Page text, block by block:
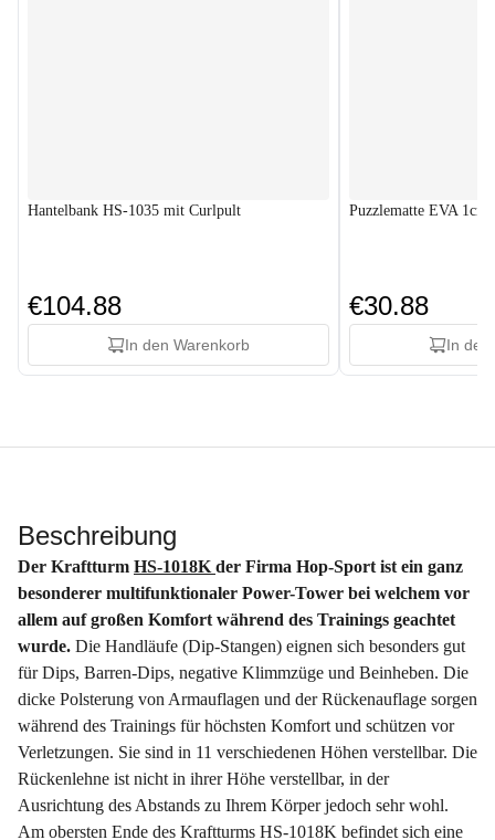
Hantelbank HS-1035 mit Curlpult
€104.88
In den Warenkorb
Puzzlematte EVA
€30.88
In den
Beschreibung
Der Kraftturm HS-1018K der Firma Hop-Sport ist ein ganz
besonderer multifunktionaler Power-Tower bei welchem vor
allem auf großen Komfort während des Trainings geachtet
wurde. Die Handläufe (Dip-Stangen) eignen sich besonders gut
für Dips, Barren-Dips, negative Klimmzüge und Beinheben. Die
dicke Polsterung von Armauflagen und der Rückenauflage sorgen
während des Trainings für höchsten Komfort und schützen vor
Verletzungen. Sie sind in 11 verschiedenen Höhen verstellbar. Die
Rückenlehne ist nicht in ihrer Höhe verstellbar, in der
Ausrichtung des Abstands zu Ihrem Körper jedoch sehr wohl.
Am obersten Ende des Kraftturms HS-1018K befindet sich eine